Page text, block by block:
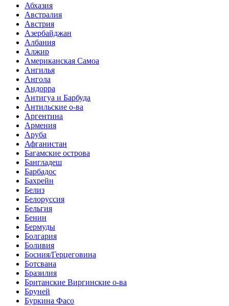
Абхазия
Австралия
Австрия
Азербайджан
Албания
Алжир
Американская Самоа
Ангилья
Ангола
Андорра
Антигуа и Барбуда
Антильские о-ва
Аргентина
Армения
Аруба
Афганистан
Багамские острова
Бангладеш
Барбадос
Бахрейн
Белиз
Белоруссия
Бельгия
Бенин
Бермуды
Болгария
Боливия
Босния/Герцеговина
Ботсвана
Бразилия
Британские Виргинские о-ва
Бруней
Буркина Фасо